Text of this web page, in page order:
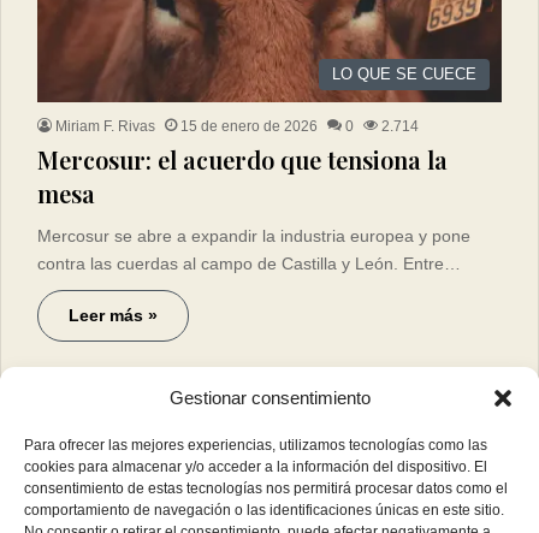
Gestionar consentimiento
Para ofrecer las mejores experiencias, utilizamos tecnologías como las
cookies para almacenar y/o acceder a la información del dispositivo. El
consentimiento de estas tecnologías nos permitirá procesar datos como el
comportamiento de navegación o las identificaciones únicas en este sitio.
LO QUE SE CUECE
Miriam F. Rivas 15 de enero de 2026 0 2.714
Mercosur: el acuerdo que tensiona la
mesa
Mercosur se abre a expandir la industria europea y pone
contra las cuerdas al campo de Castilla y León. Entre…
Leer más »